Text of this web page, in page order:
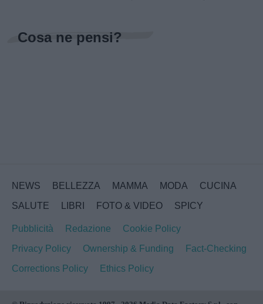
Cosa ne pensi?
NEWS BELLEZZA MAMMA MODA
CUCINA
SALUTE
LIBRI FOTO & VIDEO SPICY
Pubblicità Redazione
Cookie Policy
Privacy Policy
Ownership & Funding
Fact-Checking
Corrections Policy
Ethics Policy